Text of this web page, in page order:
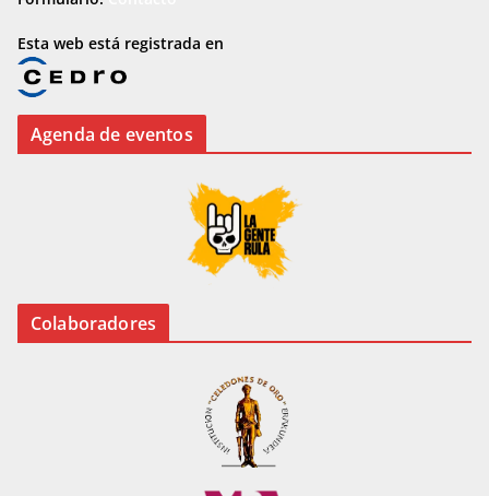
Esta web está registrada en
Agenda de eventos
Colaboradores